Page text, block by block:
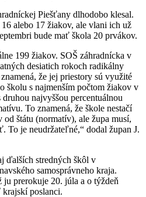
Piešťany dlhodobo klesal.
alebo 17 žiakov, ale vlani ich už
bude mať škola 20 prvákov.
199 žiakov. SOŠ záhradnícka v
desiatich rokoch radikálny
že jej priestory sú využité
školu s najmenším počtom žiakov v
najvyššou percentuálnou
To znamená, že škole nestačí
štátu (normatív), ale župa musí,
To je neudržateľné,“ dodal župan J.
ďalších stredných škôl v
samosprávneho kraja.
prerokuje 20. júla a o týždeň
poslanci.